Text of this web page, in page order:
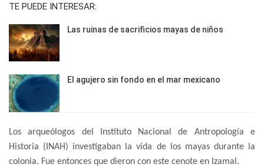
TE PUEDE INTERESAR:
Las ruinas de sacrificios mayas de niños
El agujero sin fondo en el mar mexicano
Los arqueólogos del Instituto Nacional de Antropología e
Historia (INAH) investigaban la vida de los mayas durante la
colonia. Fue entonces que dieron con este cenote en Izamal.